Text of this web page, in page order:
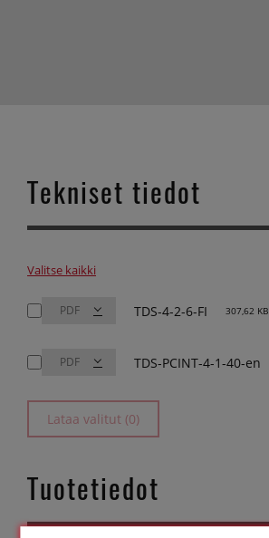
Tekniset tiedot
Valitse kaikki
TDS-4-2-6-FI 307,62 KB
TDS-PCINT-4-1-40-en
Lataa valitut (0)
Tuotetiedot